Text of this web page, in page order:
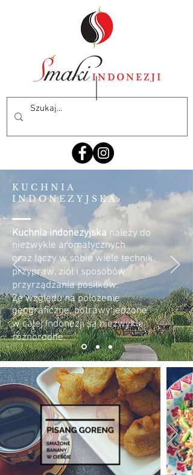
KUCHNIA
INDONEZYJSKA
Kuchnia indonezyjska należy do
niezwykle aromatycznych
oraz łączy w sobie wiele technik,
przypraw, ziół i sposobów
przyrządzania posiłków.
Ze względu na położenie
geograficzne, potrawy jedzone
w całej Indonezji są niezwykle
różnorodne.